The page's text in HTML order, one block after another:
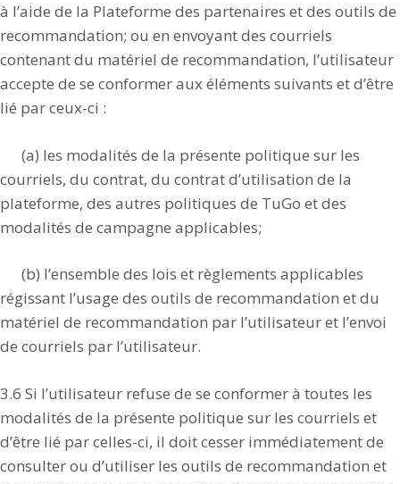
à l’aide de la Plateforme des partenaires et des outils de
recommandation; ou en envoyant des courriels
contenant du matériel de recommandation, l’utilisateur
accepte de se conformer aux éléments suivants et d’être
lié par ceux-ci :
(a) les modalités de la présente politique sur les
courriels, du contrat, du contrat d’utilisation de la
plateforme, des autres politiques de TuGo et des
modalités de campagne applicables;
(b) l’ensemble des lois et règlements applicables
régissant l’usage des outils de recommandation et du
matériel de recommandation par l’utilisateur et l’envoi
de courriels par l’utilisateur.
3.6 Si l’utilisateur refuse de se conformer à toutes les
modalités de la présente politique sur les courriels et
d’être lié par celles-ci, il doit cesser immédiatement de
consulter ou d’utiliser les outils de recommandation et